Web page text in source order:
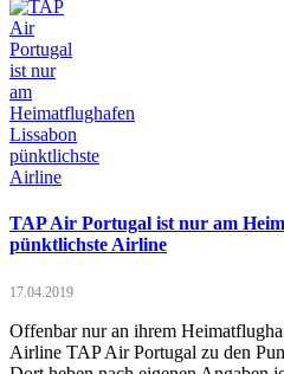
TAP Air Portugal ist nur am
pünktlichste Airline
17.04.2019
Offenbar nur an ihrem
Airline TAP Air Portugal zu den